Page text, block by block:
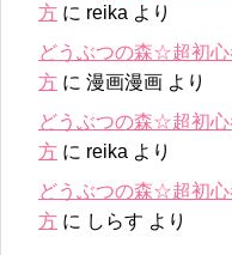
方 に reika より
どうぶつの森☆超初心
方 に 漫画漫画 より
どうぶつの森☆超初心
方 に reika より
どうぶつの森☆超初心
方 に しらす より